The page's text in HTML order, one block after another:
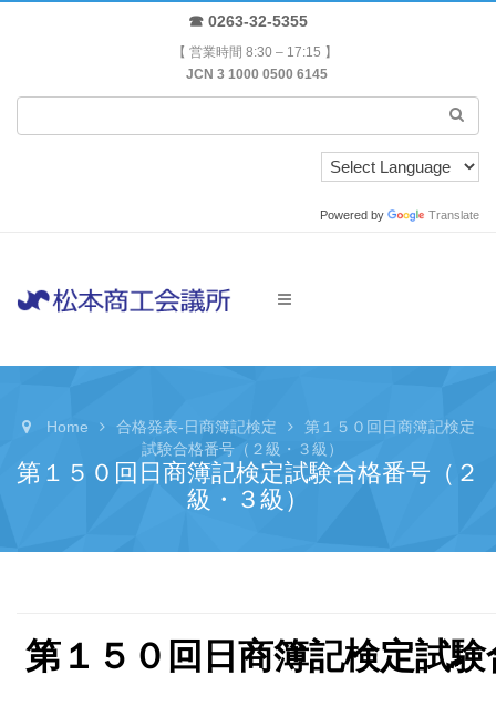
☎ 0263-32-5355
【 営業時間 8:30 – 17:15 】
JCN 3 1000 0500 6145
Powered by Translate
Home 合格発表-日商簿記検定
第１５０回日商簿記検定
試験合格番号（２級・３級）
第１５０回日商簿記検定試験合格番号（２
級・３級）
第１５０回日商簿記検定試験